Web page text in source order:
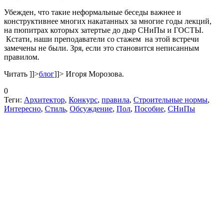
Убежден, что такие неформальные беседы важнее и
конструктивнее многих накатанных за многие годы лекций,
на пюпитрах которых затертые до дыр СНиПы и ГОСТЫ.
Кстати, наши преподаватели со стажем на этой встречи
замечены не были. Зря, если это становится неписанным
правилом.
Читать ]]>блог]]> Игоря Морозова.
0
Теги: Архитектор, Конкурс, правила, Строительные нормы,
Интересно, Стиль, Обсуждение, Пол, Пособие, СНиПы